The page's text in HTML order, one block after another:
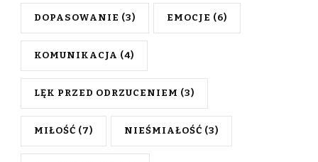
DOPASOWANIE (3) EMOCJE (6)
KOMUNIKACJA (4)
LĘK PRZED ODRZUCENIEM (3)
MIŁOŚĆ (7) NIEŚMIAŁOŚĆ (3)